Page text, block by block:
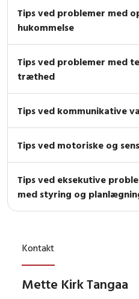
Tips ved problemer med
hukommelse
Tips ved problemer med
træthed
Tips ved kommunikative
Tips ved motoriske og
Tips ved eksekutive
med styring og
Kontakt
Mette Kirk Tangaa